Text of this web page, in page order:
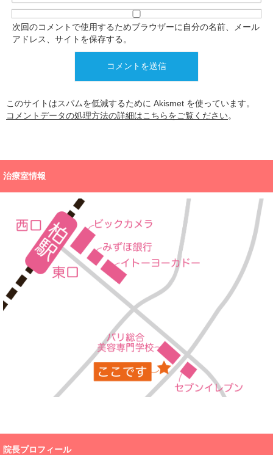
次回のコメントで使用するためブラウザーに自分の名前、メール
アドレス、サイトを保存する。
このサイトはスパムを低減するために Akismet を使っています。
コメントデータの処理方法の詳細はこちらをご覧ください。
治療室情報
院長プロフィール